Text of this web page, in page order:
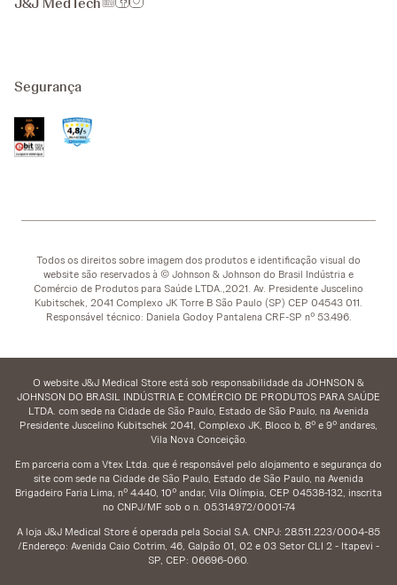
Segurança
Todos os direitos sobre imagem dos produtos e identificação visual do
website são reservados à © Johnson & Johnson do Brasil Indústria e
Comércio de Produtos para Saúde LTDA.,2021. Av. Presidente Juscelino
Kubitschek, 2041 Complexo JK Torre B São Paulo (SP) CEP 04543 011.
Responsável técnico: Daniela Godoy Pantalena CRF-SP nº 53.496.
O website J&J Medical Store está sob responsabilidade da JOHNSON &
JOHNSON DO BRASIL INDÚSTRIA E COMÉRCIO DE PRODUTOS PARA SAÚDE
LTDA. com sede na Cidade de São Paulo, Estado de São Paulo, na Avenida
Presidente Juscelino Kubitschek 2041, Complexo JK, Bloco b, 8º e 9º andares,
Vila Nova Conceição.
Em parceria com a Vtex Ltda. que é responsável pelo alojamento e segurança do
site com sede na Cidade de São Paulo, Estado de São Paulo, na Avenida
Brigadeiro Faria Lima, nº 4.440, 10º andar, Vila Olímpia, CEP 04538-132, inscrita
no CNPJ/MF sob o n. 05.314.972/0001-74
A loja J&J Medical Store é operada pela Social S.A. CNPJ: 28.511.223/0004-85
/Endereço: Avenida Caio Cotrim, 46, Galpão 01, 02 e 03 Setor CLI 2 - Itapevi -
SP, CEP: 06696-060.